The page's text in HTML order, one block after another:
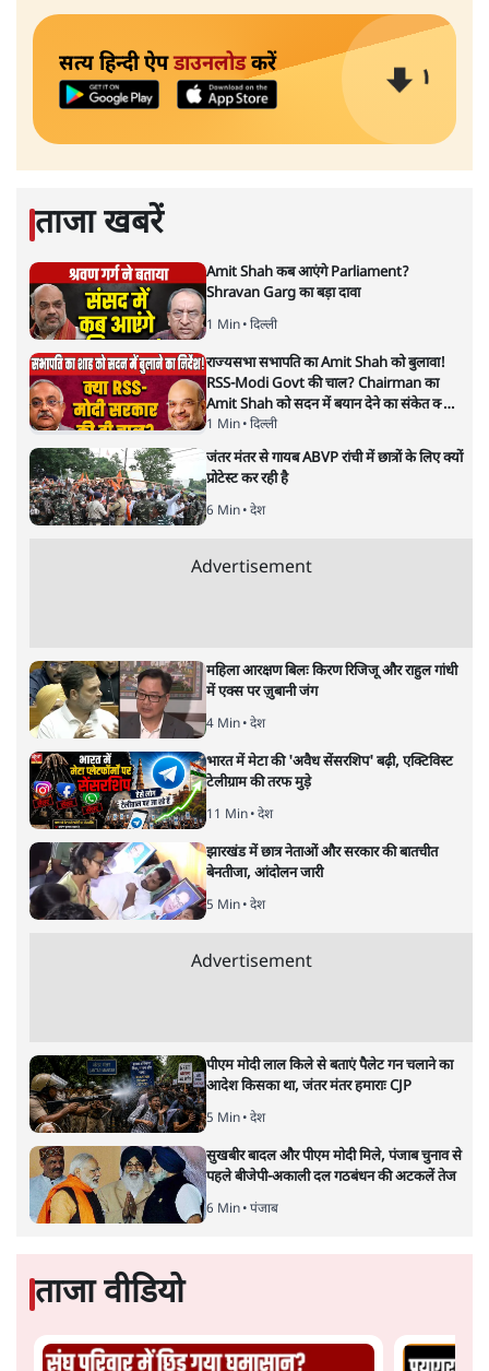
सत्य हिन्दी ऐपडाउनलोडकरें
ताजा खबरें
Amit Shah कब आएंगे Parliament?
Shravan Garg का बड़ा दावा
1 Min• दिल्ली
राज्यसभा सभापति का Amit Shah को बुलावा!
RSS-Modi Govt की चाल? Chairman का
Amit Shah को सदन में बयान देने का संकेत क्यों?
Senior journalist Vinod Agnihotri ने इसे
Modi Government और RSS की संभावित
strategy से जोड़कर बड़ा सवाल उठाया है।
1 Min• दिल्ली
जंतर मंतर से गायब ABVP रांची में छात्रों के लिए क्यों
प्रोटेस्ट कर रही है
6 Min• देश
Advertisement
महिला आरक्षण बिलः किरण रिजिजू और राहुल गांधी
में एक्स पर ज़ुबानी जंग
4 Min• देश
भारत में मेटा की 'अवैध सेंसरशिप' बढ़ी, एक्टिविस्ट
टेलीग्राम की तरफ मुड़े
11 Min• देश
झारखंड में छात्र नेताओं और सरकार की बातचीत
बेनतीजा, आंदोलन जारी
5 Min• देश
Advertisement
पीएम मोदी लाल किले से बताएं पैलेट गन चलाने का
आदेश किसका था, जंतर मंतर हमाराः CJP
5 Min• देश
सुखबीर बादल और पीएम मोदी मिले, पंजाब चुनाव से
पहले बीजेपी-अकाली दल गठबंधन की अटकलें तेज
6 Min• पंजाब
ताजा वीडियो